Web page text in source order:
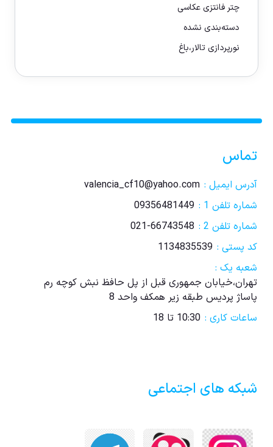
چتر فانتزی عکاسی
دسته‌بندی نشده
نورپردازی تالار،باغ
تماس
آدرس ایمیل : valencia_cf10@yahoo.com
شماره تلفن 1 :
09356481449
شماره تلفن 2 :
021-66743548
کد پستی : 1134835539
شعبه یک :
تهران،خیابان جمهوری قبل از پل حافظ نبش کوچه رم
پاساژ پردیس طبقه زیر همکف واحد 8
ساعات کاری : 10:30 تا 18
شبکه های اجتماعی